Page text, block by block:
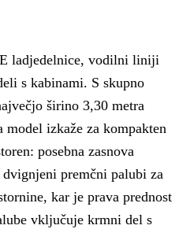
ladjedelnice, vodilni liniji
s kabinami. S skupno
širino 3,30 metra
model izkaže za kompakten
posebna zasnova
premčni palubi za
kar je prava prednost
vključuje krmni del s